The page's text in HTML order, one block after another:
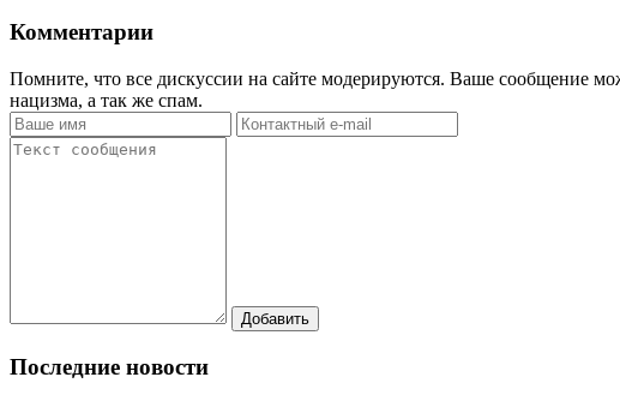
Комментарии
Помните, что все дискуссии на сайте модерируются. Ваше сообщение
нацизма, а так же спам.
Последние новости